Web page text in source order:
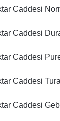
Caddesi
Caddesi
Caddesi
Caddesi
Caddesi